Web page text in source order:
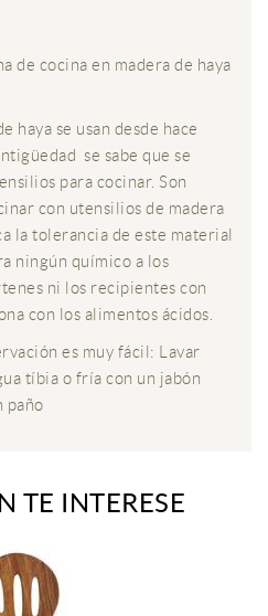
de cocina en madera de haya
haya se usan desde hace
se sabe que se
para cocinar. Son
con utensilios de madera
la tolerancia de este material
ningún químico a los
ni los recipientes con
con los alimentos ácidos.
es muy fácil: Lavar
tíbia o fría con un jabón
paño
TE INTERESE